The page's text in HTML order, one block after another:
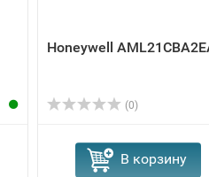
Honeywell
(0)
В корзину